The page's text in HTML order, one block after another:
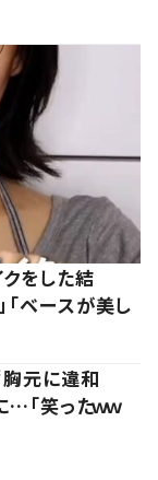
をした結
ベースが美し
胸元に違和
「笑ったｗｗ